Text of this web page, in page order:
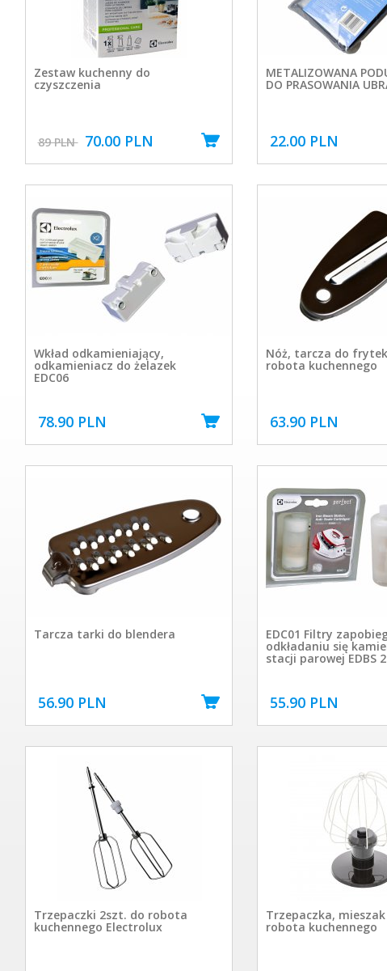
Zestaw kuchenny do
czyszczenia
89 PLN 70.00 PLN
METALIZOWANA
DO PRASOWANIA
22.00 PLN
Wkład odkamieniający,
odkamieniacz do żelazek
EDC06
78.90 PLN
Nóż, tarcza do
robota kuchennego
63.90 PLN
Tarcza tarki do blendera
56.90 PLN
EDC01 Filtry
odkładaniu się
stacji parowej EDBS
55.90 PLN
Trzepaczki 2szt. do robota
kuchennego Electrolux
Trzepaczka,
robota kuchennego